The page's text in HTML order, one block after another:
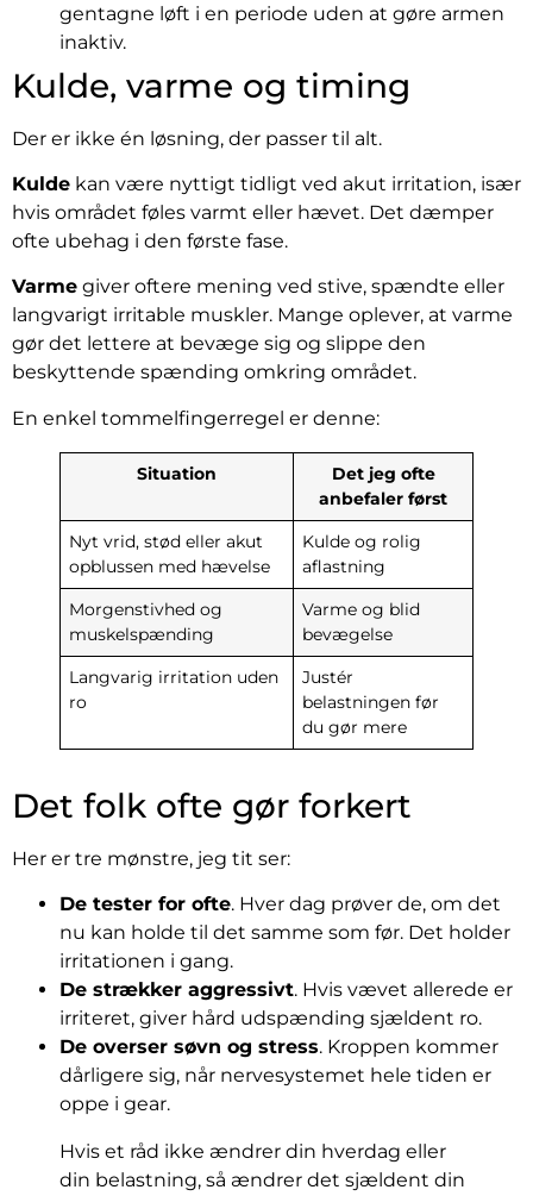
gentagne løft i en periode uden at gøre armen
inaktiv.
Kulde, varme og timing
Der er ikke én løsning, der passer til alt.
Kulde kan være nyttigt tidligt ved akut irritation, især
hvis området føles varmt eller hævet. Det dæmper
ofte ubehag i den første fase.
Varme giver oftere mening ved stive, spændte eller
langvarigt irritable muskler. Mange oplever, at varme
gør det lettere at bevæge sig og slippe den
beskyttende spænding omkring området.
En enkel tommelfingerregel er denne:
Situation
Det jeg ofte
anbefaler først
Nyt vrid, stød eller akut
opblussen med hævelse
Kulde og rolig
aflastning
Morgenstivhed og
muskelspænding
Varme og blid
bevægelse
Langvarig irritation uden
ro
Justér
belastningen før
du gør mere
Det folk ofte gør forkert
Her er tre mønstre, jeg tit ser:
De tester for ofte. Hver dag prøver de, om det
nu kan holde til det samme som før. Det holder
irritationen i gang.
De strækker aggressivt. Hvis vævet allerede er
irriteret, giver hård udspænding sjældent ro.
De overser søvn og stress. Kroppen kommer
dårligere sig, når nervesystemet hele tiden er
oppe i gear.
Hvis et råd ikke ændrer din hverdag eller
din belastning, så ændrer det sjældent din